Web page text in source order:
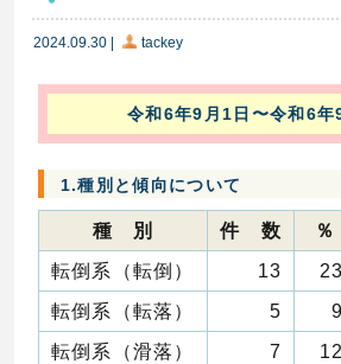
2024.09.30 tackey
令和6年9月1日〜令和6年
1.種別と傾向について
種 別 件 数
％
転倒系（転倒）
13
23
転倒系（転落）
5
9
転倒系（滑落）
7
12